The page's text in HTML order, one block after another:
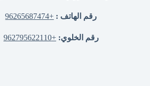
رقم الهاتف : +96265687474
رقم الخلوي: +962795622110